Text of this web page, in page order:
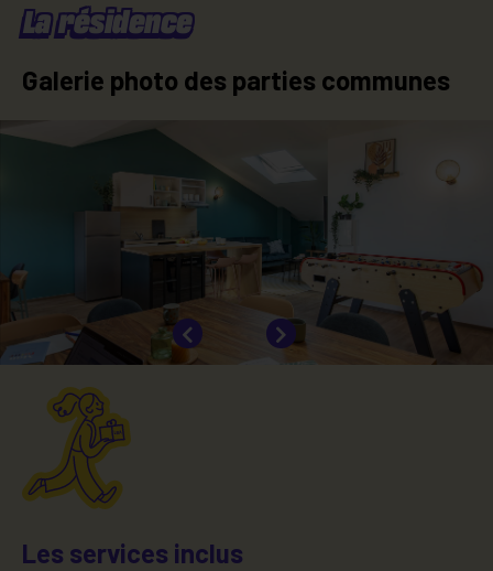
La résidence
Galerie photo des parties communes
Les services inclus